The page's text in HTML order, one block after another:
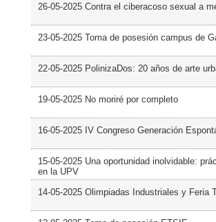
26-05-2025 Contra el ciberacoso sexual a
23-05-2025 Toma de posesión campus de
22-05-2025 PolinizaDos: 20 años de arte
19-05-2025 No moriré por completo
16-05-2025 IV Congreso Generación
15-05-2025 Una oportunidad inolvidable:
en la UPV
14-05-2025 Olimpiadas Industriales y Feria